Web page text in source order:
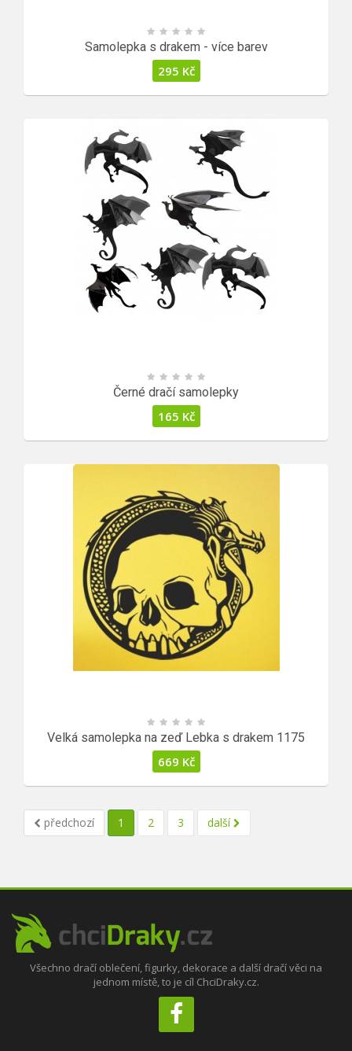
Samolepka s drakem - více barev
295 Kč
Černé dračí samolepky
165 Kč
Velká samolepka na zeď Lebka s drakem 1175
669 Kč
předchozí 1 2 3 další
Všechno dračí oblečení, figurky, dekorace a další dračí věci na
jednom místě, to je cíl ChciDraky.cz.